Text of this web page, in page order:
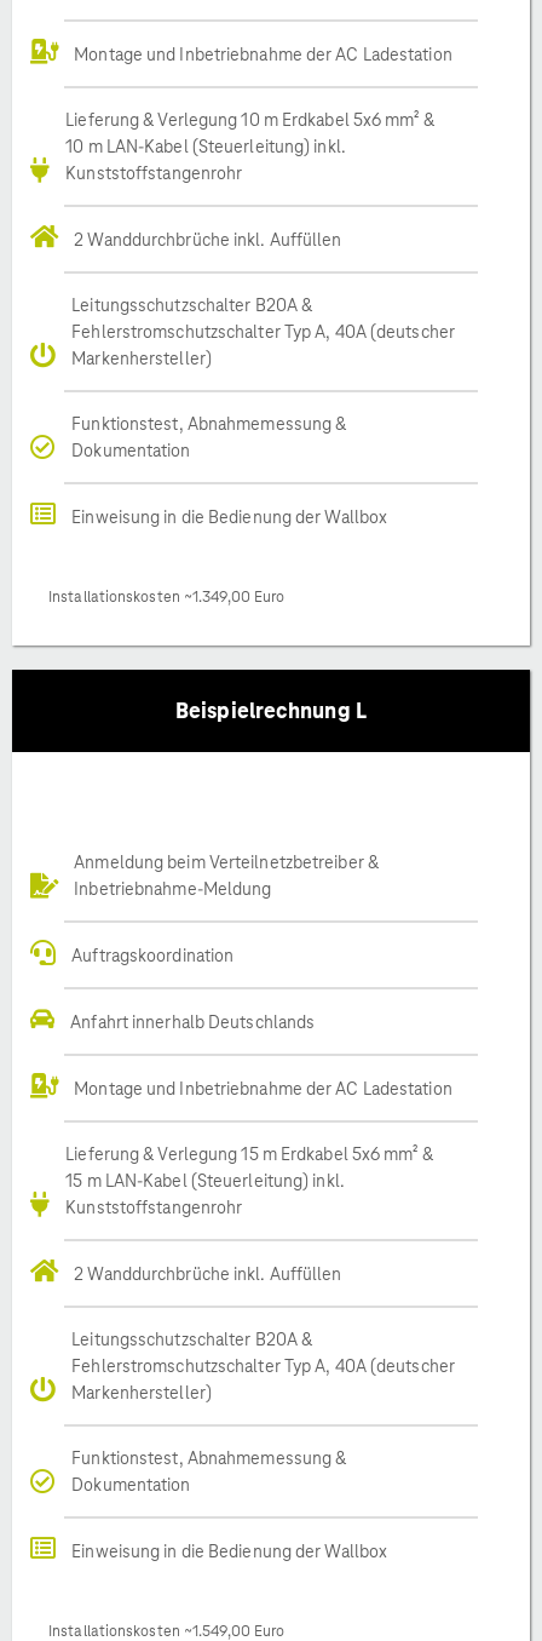
Montage und Inbetriebnahme der AC Ladestation
Lieferung & Verlegung 10 m Erdkabel 5x6 mm² &
10 m LAN-Kabel (Steuerleitung) inkl.
Kunststoffstangenrohr
2 Wanddurchbrüche inkl. Auffüllen
Leitungsschutzschalter B20A &
Fehlerstromschutzschalter Typ A, 40A (deutscher
Markenhersteller)
Funktionstest, Abnahmemessung &
Dokumentation
Einweisung in die Bedienung der Wallbox
Installationskosten ~1.349,00 Euro
Beispielrechnung L
Anmeldung beim Verteilnetzbetreiber &
Inbetriebnahme-Meldung
Auftragskoordination
Anfahrt innerhalb Deutschlands
Montage und Inbetriebnahme der AC Ladestation
Lieferung & Verlegung 15 m Erdkabel 5x6 mm² &
15 m LAN-Kabel (Steuerleitung) inkl.
Kunststoffstangenrohr
2 Wanddurchbrüche inkl. Auffüllen
Leitungsschutzschalter B20A &
Fehlerstromschutzschalter Typ A, 40A (deutscher
Markenhersteller)
Funktionstest, Abnahmemessung &
Dokumentation
Einweisung in die Bedienung der Wallbox
Installationskosten ~1.549,00 Euro